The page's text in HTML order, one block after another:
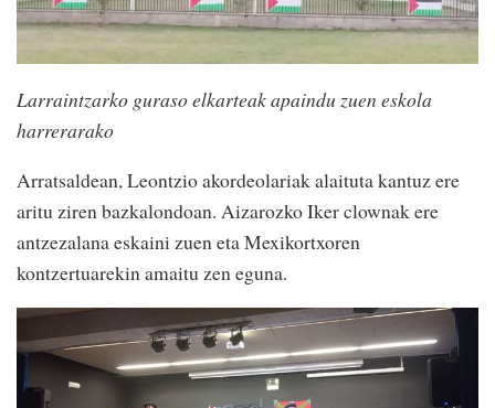
Larraintzarko guraso elkarteak apaindu zuen eskola
harrerarako
Arratsaldean, Leontzio akordeolariak alaituta kantuz ere
aritu ziren bazkalondoan. Aizarozko Iker clownak ere
antzezalana eskaini zuen eta Mexikortxoren
kontzertuarekin amaitu zen eguna.